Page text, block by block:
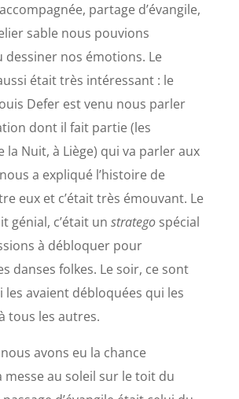
partage d’évangile,
sable nous pouvions
nos émotions. Le
était très intéressant : le
Deferest venu nous parler
dont il fait partie (les
la Nuit, à Liège) qui va parler aux
a expliqué l’histoire de
eux et c’était très émouvant. Le
génial, c’était un strategospécial
à débloquer pour
danses folkes. Le soir, ce sont
les avaient débloquées qui les
tous les autres.
avons eu la chance
messe au soleil sur le toit du